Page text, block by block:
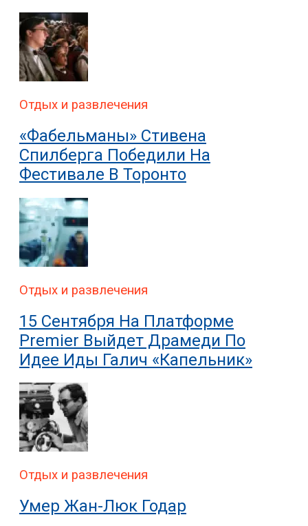
Отдых и развлечения
«Фабельманы» Стивена
Спилберга Победили На
Фестивале В Торонто
Отдых и развлечения
15 Сентября На Платформе
Premier Выйдет Драмеди По
Идее Иды Галич «Капельник»
Отдых и развлечения
Умер Жан-Люк Годар